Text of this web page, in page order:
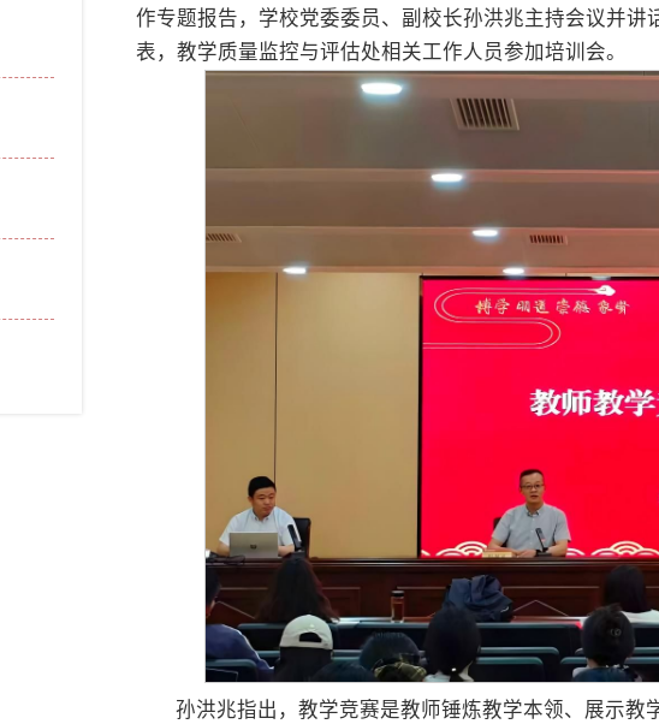
作专题报告，学校党委委员、副校长孙洪兆主持会议并
表，教学质量监控与评估处相关工作人员参加培训会。
孙洪兆指出，教学竞赛是教师锤炼教学本领、展示